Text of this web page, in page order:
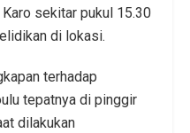
sekitar pukul 15.30
di lokasi.
terhadap
tepatnya di pinggir
dilakukan